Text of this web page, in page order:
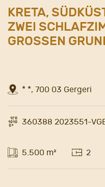
KRETA,
ZWEI
GROSSEN
* *, 700 03 Gergeri
360388 2023551-
5.500 m² 2